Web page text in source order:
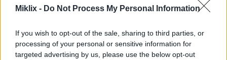
Miklix - Do Not Process My Personal Information
If you wish to opt-out of the sale, sharing to third parties, or
processing of your personal or sensitive information for
targeted advertising by us, please use the below opt-out